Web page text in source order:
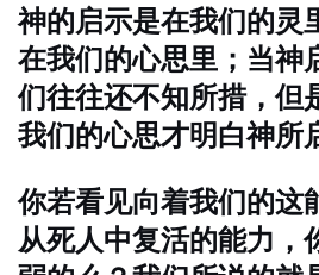
神的启示是在我们的灵
在我们的心思里；当神
们往往还不知所措，但
我们的心思才明白神所
你若看见向着我们的这
从死人中复活的能力，